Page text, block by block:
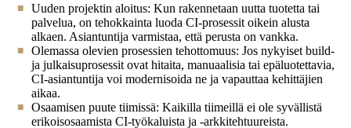
Uuden projektin aloitus: Kun rakennetaan uutta tuotetta tai
palvelua, on tehokkainta luoda CI-prosessit oikein alusta
alkaen. Asiantuntija varmistaa, että perusta on vankka.
Olemassa olevien prosessien tehottomuus: Jos nykyiset build-
ja julkaisuprosessit ovat hitaita, manuaalisia tai epäluotettavia,
CI-asiantuntija voi modernisoida ne ja vapauttaa kehittäjien
aikaa.
Osaamisen puute tiimissä: Kaikilla tiimeillä ei ole syvällistä
erikoisosaamista CI-työkaluista ja -arkkitehtuureista.